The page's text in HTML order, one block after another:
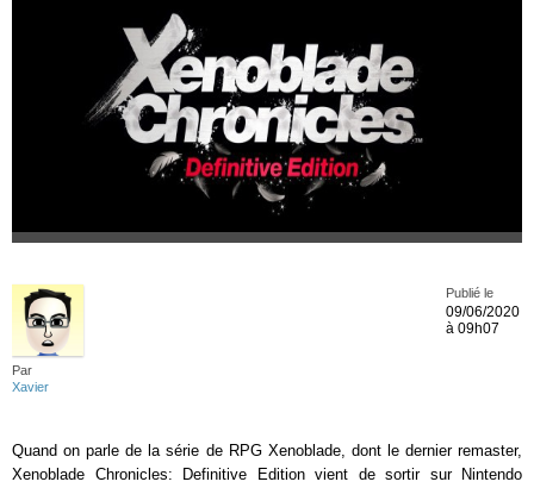
Par
Xavier
Publié le
09/06/2020
à 09h07
Quand on parle de la série de RPG Xenoblade, dont le dernier remaster,
Xenoblade Chronicles: Definitive Edition vient de sortir sur Nintendo